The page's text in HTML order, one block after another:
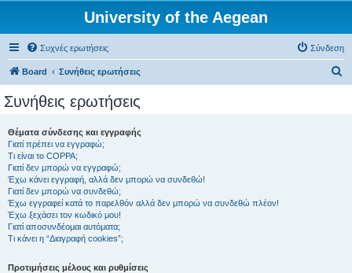
University of the Aegean
Συχνές ερωτήσεις Σύνδεση
Board Συνήθεις ερωτήσεις
Συνήθεις ερωτήσεις
Θέματα σύνδεσης και εγγραφής
Γιατί πρέπει να εγγραφώ;
Τι είναι το COPPA;
Γιατί δεν μπορώ να εγγραφώ;
Έχω κάνει εγγραφή, αλλά δεν μπορώ να συνδεθώ!
Γιατί δεν μπορώ να συνδεθώ;
Έχω εγγραφεί κατά το παρελθόν αλλά δεν μπορώ να συνδεθώ πλέον!
Έχω ξεχάσει τον κωδικό μου!
Γιατί αποσυνδέομαι αυτόματα;
Τι κάνει η “Διαγραφή cookies”;
Προτιμήσεις μέλους και ρυθμίσεις